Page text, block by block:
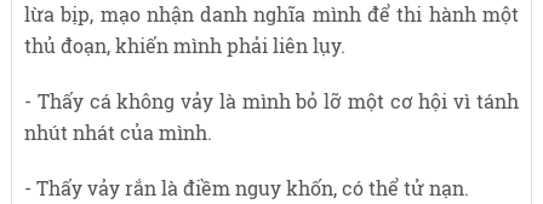
lừa bịp, mạo nhận danh nghĩa mình để thi hành một
thủ đoạn, khiến mình phải liên lụy.
- Thấy cá không vảy là mình bỏ lỡ một cơ hội vì tánh
nhút nhát của mình.
- Thấy vảy rắn là điềm nguy khốn, có thể tử nạn.